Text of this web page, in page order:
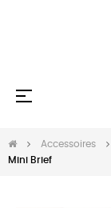
Basculer
☰
Accessoires
Mini Brief